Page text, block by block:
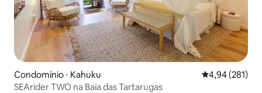
Condomínio ⋅ Kahuku 4,94 de uma
4,94 (281)
SEArider TWO na Baía das Tartarugas